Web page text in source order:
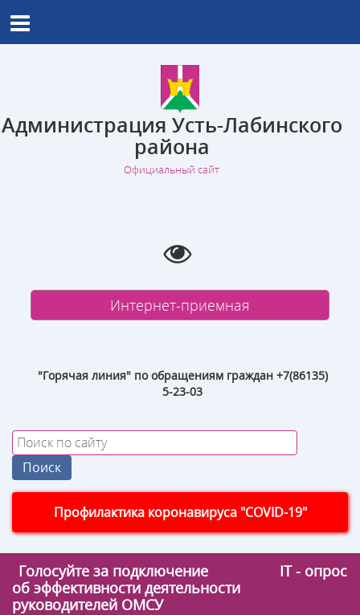
Администрация Усть-Лабинского
района
Официальный сайт
Интернет-приемная
"Горячая линия" по обращениям граждан +7(86135)
5-23-03
Профилактика коронавируса "COVID-19"
Голосуйте за подключение
IT - опрос
об эффективности деятельности
руководителей ОМСУ